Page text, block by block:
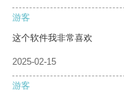
游客
这个软件我非常喜欢
2025-02-15
游客